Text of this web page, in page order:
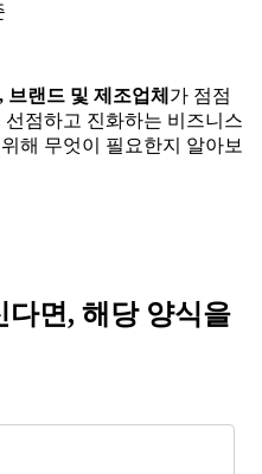
, 브랜드 및 제조업체 가 점점
점하고 진화하는 비즈니스
해 무엇이 필요한지 알아보
다면, 해당 양식을